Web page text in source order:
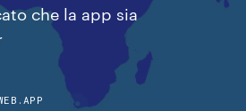
che la app sia